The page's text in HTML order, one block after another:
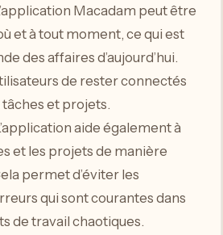
Macadam peut être
et à tout moment, ce qui est
des affaires d’aujourd’hui.
de rester connectés
tâches et projets.
aide également à
et les projets de manière
permet d’éviter les
qui sont courantes dans
de travail chaotiques.